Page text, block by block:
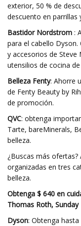
exterior, 50 % de
descuento en parrillas
Bastidor Nordstrom :
para el cabello
y accesorios de Steve
utensilios de cocina
Belleza Fenty: Ahorre
de Fenty Beauty by
de promoción.
QVC: obtenga
Tarte, bareMinerals,
belleza.
¿Buscas más
organizadas en tres
belleza.
Obtenga $ 640 en
Thomas Roth,
Dyson: Obtenga